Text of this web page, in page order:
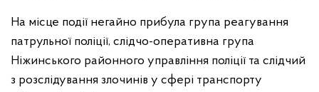
На місце події негайно прибула група реагування
патрульної поліції, слідчо-оперативна група
Ніжинського районного управління поліції та слідчий
з розслідування злочинів у сфері транспорту